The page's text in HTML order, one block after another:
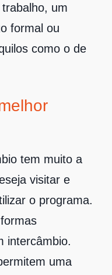
um
formal ou
como o de
tem muito a
visitar e
o programa.
intercâmbio.
uma